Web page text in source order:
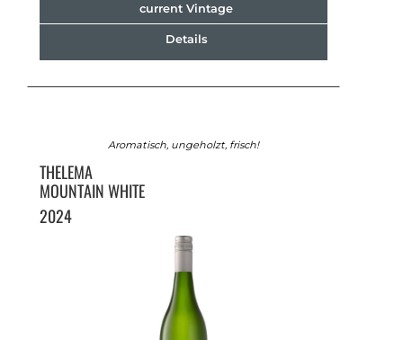
current Vintage
Details
Aromatisch, ungeholzt, frisch!
THELEMA
MOUNTAIN WHITE
2024